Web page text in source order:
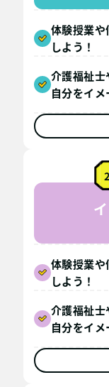
体験授業や
しよう！
介護福祉士
自分をイメ
体験授業や
しよう！
介護福祉士
自分をイメ